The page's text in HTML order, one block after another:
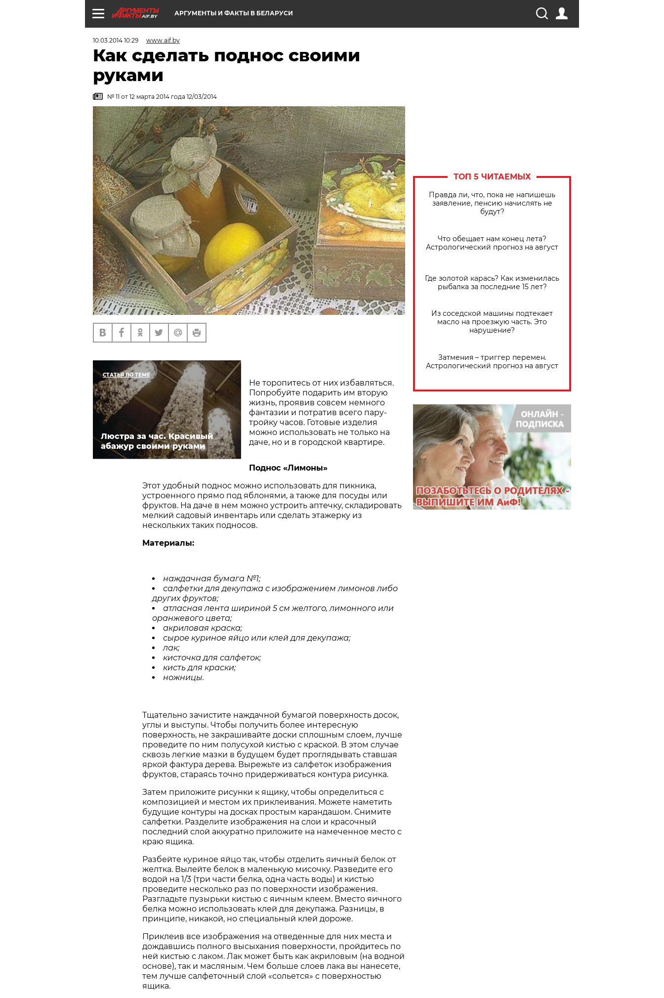
AIF.BY АРГУМЕНТЫ И ФАКТЫ В БЕЛАРУСИ
10.03.2014 10:29 www.aif.by
Как сделать поднос своими
руками
№ 11 от 12 марта 2014 года 12/03/2014
СТАТЬЯ ПО ТЕМЕ
Люстра за час. Красивый
абажур своими руками
Не торопитесь от них избавляться.
Попробуйте подарить им вторую
жизнь, проявив совсем немного
фантазии и потратив всего пару-
тройку часов. Готовые изделия
можно использовать не только на
даче, но и в городской квартире.
Поднос «Лимоны»
Этот удобный поднос можно использовать для пикника,
устроенного прямо под яблонями, а также для посуды или
фруктов. На даче в нем можно устроить аптечку, складировать
мелкий садовый инвентарь или сделать этажерку из
нескольких таких подносов.
Материалы:
наждачная бумага №1;
салфетки для декупажа с изображением лимонов либо
других фруктов;
атласная лента шириной 5см желтого, лимонного или
оранжевого цвета;
акриловая краска;
сырое куриное яйцо или клей для декупажа;
лак;
кисточка для салфеток;
кисть для краски;
ножницы.
Тщательно зачистите наждачной бумагой поверхность досок,
углы и выступы. Чтобы получить более интересную
поверхность, не закрашивайте доски сплошным слоем, лучше
проведите по ним полусухой кистью с краской. В этом случае
сквозь легкие мазки в будущем будет проглядывать ставшая
яркой фактура дерева. Вырежьте из салфеток изображения
фруктов, стараясь точно придерживаться контура рисунка.
Затем приложите рисунки к ящику, чтобы определиться с
композицией и местом их приклеивания. Можете наметить
будущие контуры на досках простым карандашом. Снимите
салфетки. Разделите изображения на слои и красочный
последний слой аккуратно приложите на намеченное место с
краю ящика.
Разбейте куриное яйцо так, чтобы отделить яичный белок от
желтка. Вылейте белок в маленькую мисочку. Разведите его
водой на 1/3 (три части белка, одна часть воды) и кистью
проведите несколько раз по поверхности изображения.
Разгладьте пузырьки кистью с яичным клеем. Вместо яичного
белка можно использовать клей для декупажа. Разницы, в
принципе, никакой, но специальный клей дороже.
Приклеив все изображения на отведенные для них места и
дождавшись полного высыхания поверхности, пройдитесь по
ней кистью с лаком. Лак может быть как акриловым (на водной
основе), так и масляным. Чем больше слоев лака вы нанесете,
тем лучше салфеточный слой «сольется» с поверхностью
ящика.
ТОП 5 ЧИТАЕМЫХ
Правда ли, что, пока не напишешь
заявление, пенсию начислять не
будут?
​Что обещает нам конец лета?
Астрологический прогноз на август
Где золотой карась? Как изменилась
рыбалка за последние 15 лет?
Из соседской машины подтекает
масло на проезжую часть. Это
нарушение?
Затмения – триггер перемен.
Астрологический прогноз на август